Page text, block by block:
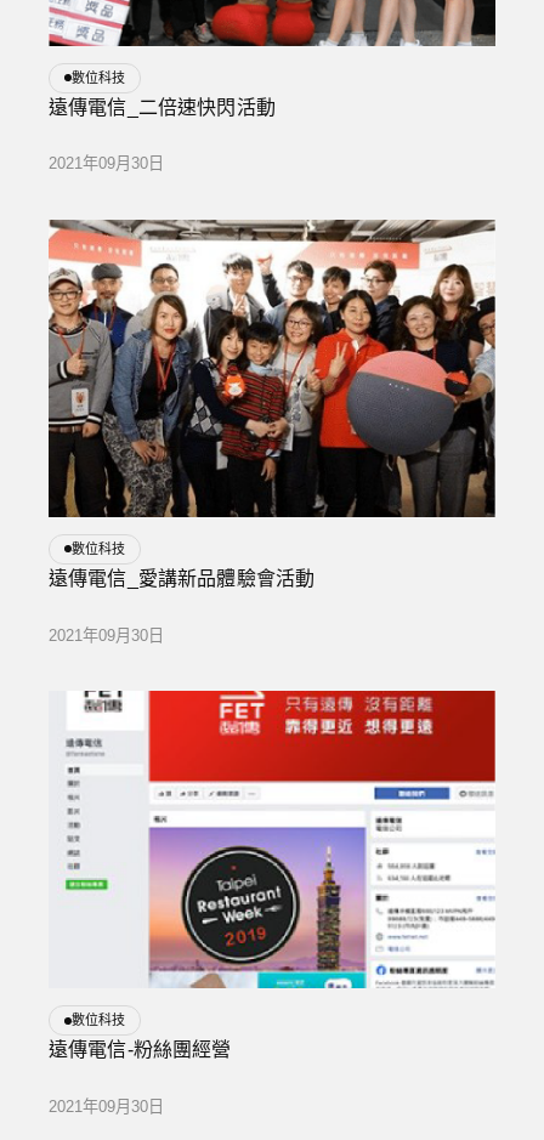
數位科技
遠傳電信_二倍速快閃活動
2021年09月30日
數位科技
遠傳電信_愛講新品體驗會活動
2021年09月30日
數位科技
遠傳電信-粉絲團經營
2021年09月30日